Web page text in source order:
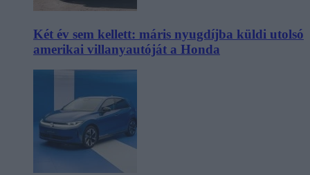
Két év sem kellett: máris nyugdíjba küldi utolsó
amerikai villanyautóját a Honda